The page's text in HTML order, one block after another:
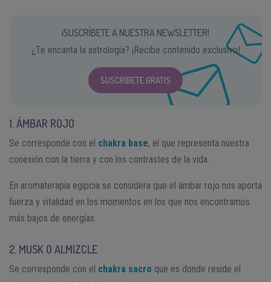
¡SUSCRÍBETE A NUESTRA NEWSLETTER!
¿Te encanta la astrología? ¡Recibe contenido exclusivo!
SUSCRÍBETE GRATIS
1. ÁMBAR ROJO
Se corresponde con el chakra base, el que representa nuestra
conexión con la tierra y con los contrastes de la vida.
En aromaterapia egipcia se considera que el ámbar rojo nos aporta
fuerza y vitalidad en los momentos en los que nos encontramos
más bajos de energías.
2. MUSK O ALMIZCLE
Se corresponde con el chakra sacro que es donde reside el